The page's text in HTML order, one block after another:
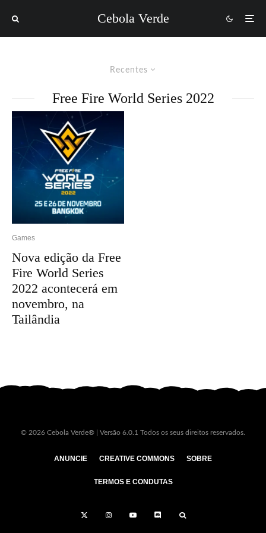
Cebola Verde
Recentes
Free Fire World Series 2022
Games
Nova edição da Free
Fire World Series
2022 acontecerá em
novembro, na
Tailândia
© 2026 Cebola Verde® | Versão 6.0.1 Todos os seus direitos reservados.
ANUNCIE CREATIVE COMMONS SOBRE
TERMOS E CONDUTAS